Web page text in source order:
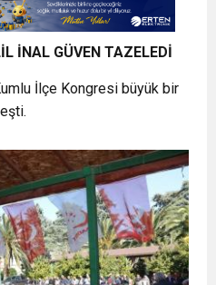
İNAL GÜVEN TAZELEDİ
İlçe Kongresi büyük bir